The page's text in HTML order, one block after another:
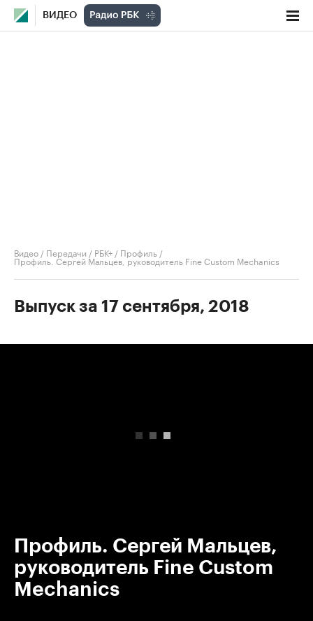
ВИДЕО
Видео / Передачи / РБК+ / Профиль /
Профиль. Сергей Мальцев, руководитель Fine Custom Mechanics
Выпуск за 17 сентября, 2018
Профиль. Сергей Мальцев,
руководитель Fine Custom
Mechanics